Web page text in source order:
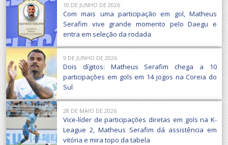
10 DE JUNHO DE 2026
Com mais uma participação em gol, Matheus
Serafim vive grande momento pelo Daegu e
entra em seleção da rodada
9 DE JUNHO DE 2026
Dois dígitos: Matheus Serafim chega a 10
participações em gols em 14 jogos na Coreia do
Sul
28 DE MAIO DE 2026
Vice-líder de participações diretas em gols na K-
League 2, Matheus Serafim dá assistência em
vitória e mira topo da tabela